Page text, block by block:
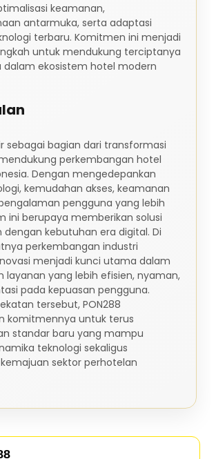
keamanan,
antarmuka, serta adaptasi
terbaru. Komitmen ini menjadi
untuk mendukung terciptanya
dalam ekosistem hotel modern
sebagai bagian dari transformasi
perkembangan hotel
Dengan mengedepankan
kemudahan akses, keamanan
pengguna yang lebih
ini berupaya memberikan solusi
dengan kebutuhan era digital. Di
perkembangan industri
menjadi kunci utama dalam
layanan yang lebih efisien, nyaman,
pada kepuasan pengguna.
tersebut, PON288
komitmennya untuk terus
standar baru yang mampu
teknologi sekaligus
sektor perhotelan